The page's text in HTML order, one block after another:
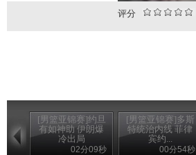
评分
[男篮亚锦赛]约旦
有如神助 伊朗爆
冷出局
02分09秒
[男篮亚锦赛]多斯
特统治内线 菲律
宾约...
00分54秒